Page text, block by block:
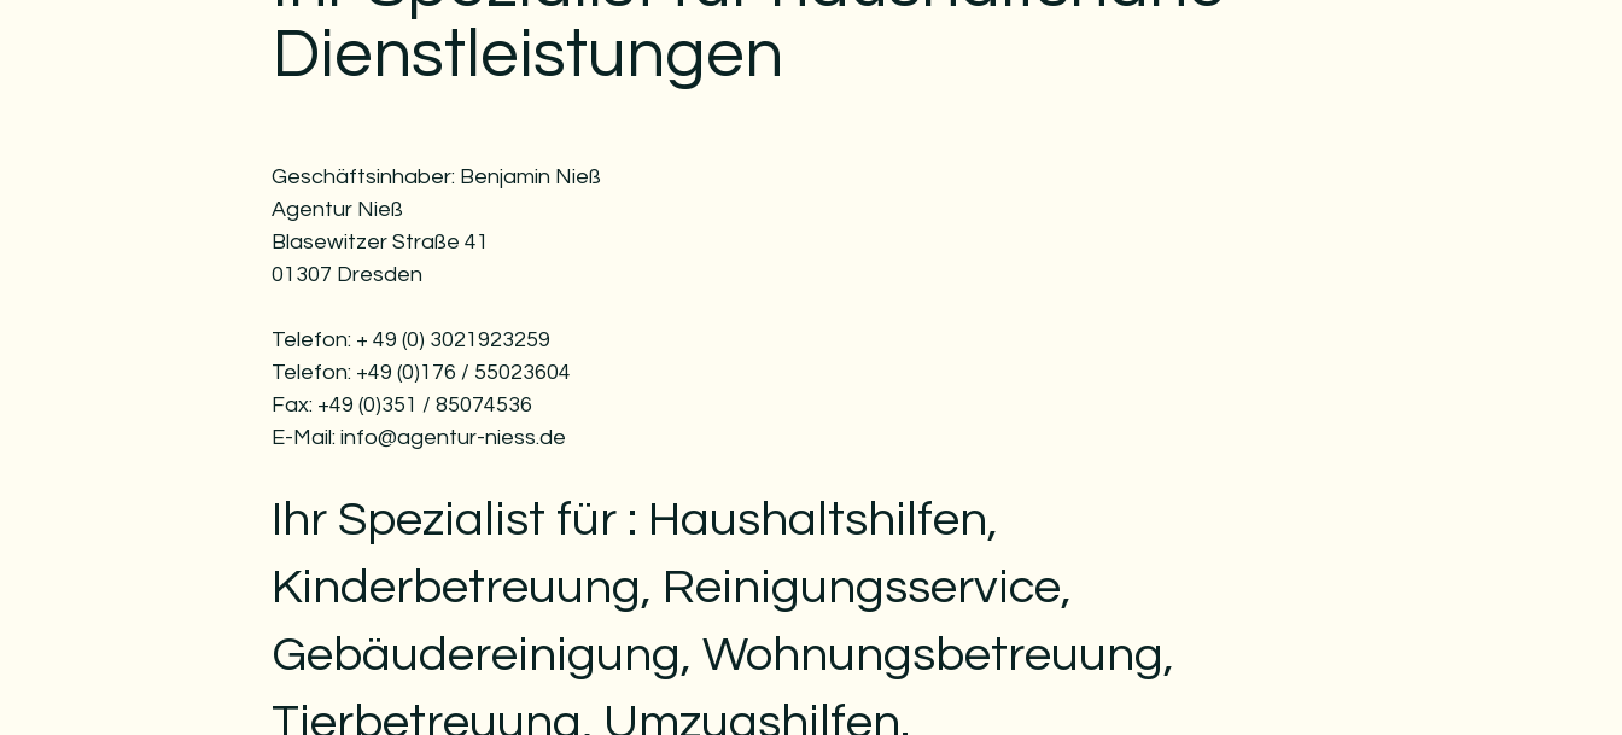
Dienstleistungen
Geschäftsinhaber: Benjamin Nieß
Agentur Nieß
Blasewitzer Straße 41
01307 Dresden
Telefon: + 49 (0) 3021923259
Telefon: +49 (0)176 / 55023604
Fax: +49 (0)351 / 85074536
E-Mail: info@agentur-niess.de
Ihr Spezialist für : Haushaltshilfen,
Kinderbetreuung, Reinigungsservice,
Gebäudereinigung, Wohnungsbetreuung,
Tierbetreuung, Umzugshilfen.